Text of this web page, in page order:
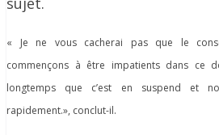
« Je ne vous cacherai pas que le
commençons à être impatients dans ce
longtemps que c’est en suspend et
rapidement.», conclut-il.